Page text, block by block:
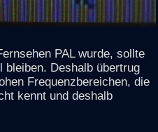
PAL wurde, sollte
bleiben. Deshalb übertrug
Frequenzbereichen, die
kennt und deshalb